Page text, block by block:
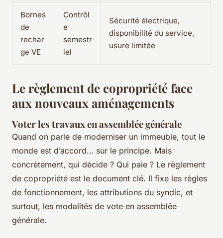
Bornes
de
rechar
ge VE
Contrôl
e
semestr
iel
Sécurité électrique,
disponibilité du service,
usure limitée
Le règlement de copropriété face
aux nouveaux aménagements
Voter les travaux en assemblée générale
Quand on parle de moderniser un immeuble, tout le
monde est d’accord… sur le principe. Mais
concrètement, qui décide ? Qui paie ? Le règlement
de copropriété est le document clé. Il fixe les règles
de fonctionnement, les attributions du syndic, et
surtout, les modalités de vote en assemblée
générale.